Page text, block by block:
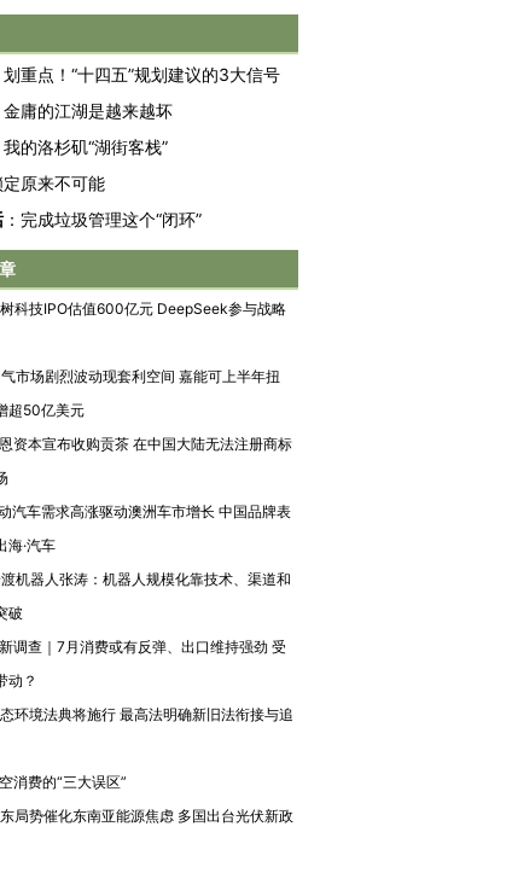
金
们甘
马航飞行员跨国走私7万
粒摇头丸 尿检体内含3种
链博
”接产
【特别呈现】寻找100种
CFO：不靠规模取胜，华
划重点！“十四五”规划建议的3大信号
金庸的江湖是越来越坏
我的洛杉矶“湖街客栈”
定原来不可能
： 完成垃圾管理这个“闭环”
科技IPO估值600亿元 DeepSeek参与战略
市场剧烈波动现套利空间 嘉能可上半年扭
超50亿美元
资本宣布收购贡茶 在中国大陆无法注册商标
汽车需求高涨驱动澳洲车市增长 中国品牌表
海·汽车
机器人张涛：机器人规模化靠技术、渠道和
破
调查｜7月消费或有反弹、出口维持强劲 受
动？
环境法典将施行 最高法明确新旧法衔接与追
消费的“三大误区”
局势催化东南亚能源焦虑 多国出台光伏新政